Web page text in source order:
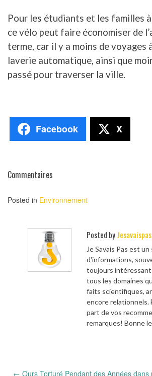
Pour les étudiants et les familles
ce vélo peut faire économiser de
terme, car il y a moins de voyages
laverie automatique, ainsi que
passé pour traverser la ville.
Facebook X
Commentaires
Posted in Environnement
Posted by
Je Savais Pas est
d'informations,
toujours
tous les domaines
faits scientifiques,
encore relationnels.
part de vos
remarques! Bonne
← Ours Torturé Pendant des Années dans